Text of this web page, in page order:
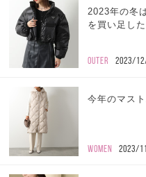
2023年の冬
を買い足し
OUTER 2023/
今年のマス
WOMEN 2023/